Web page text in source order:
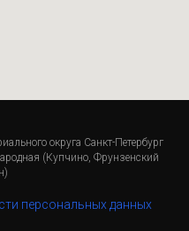
округа Санкт-Петербург
(Купчино, Фрунзенский
персональных данных